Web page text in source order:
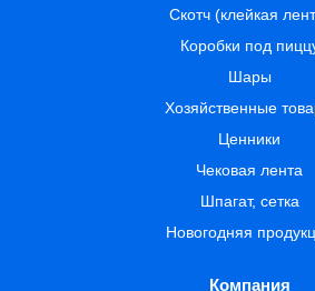
Скотч (клейкая
Коробки под
Шары
Хозяйственные
Ценники
Чековая лента
Шпагат, сетка
Новогодняя
Компания